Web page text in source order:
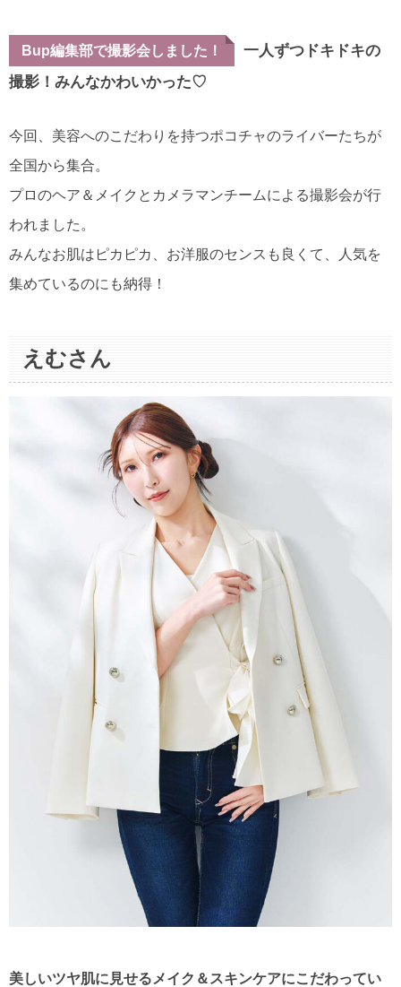
Bup編集部で撮影会しました！
一人ずつドキドキの
撮影！みんなかわいかった♡
今回、美容へのこだわりを持つポコチャのライバーたちが
全国から集合。
プロのヘア＆メイクとカメラマンチームによる撮影会が行
われました。
みんなお肌はピカピカ、お洋服のセンスも良くて、人気を
集めているのにも納得！
えむさん
美しいツヤ肌に見せるメイク＆スキンケアにこだわってい